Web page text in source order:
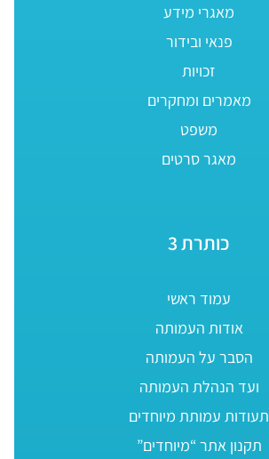
מאגרי מידע
פנאי ובידור
זכויות
מאמרים ומחקרים
משפט
מאגר סרטים
כותרת 3
עמוד ראשי
אודות העמותה
הסבר על העמותה
ועד הנהלת העמותה
תעודות עמותת מיוחדים
תקנון אתר “מיוחדים”